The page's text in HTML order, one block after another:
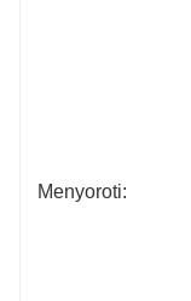
Menyoroti: